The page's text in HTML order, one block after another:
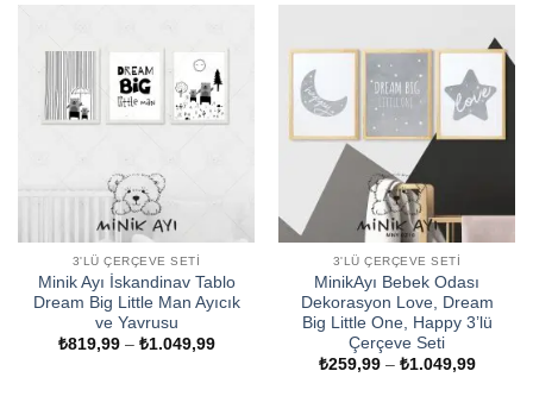
3'LÜ ÇERÇEVE SETI
Minik Ayı İskandinav Tablo
Dream Big Little Man Ayıcık
ve Yavrusu
₺819,99 – ₺1.049,99Fiyat
3'LÜ ÇERÇEVE SETI
MinikAyı Bebek Odası
Dekorasyon Love, Dream
Big Little One, Happy 3’lü
Çerçeve Seti
₺259,99 – ₺1.049,99Fiyat